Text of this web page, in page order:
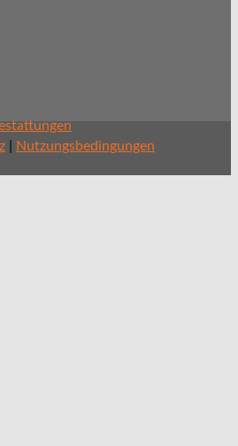
| Nutzungsbedingungen